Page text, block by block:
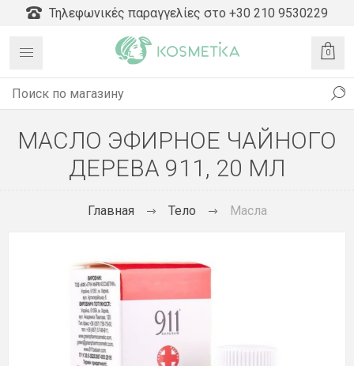
Τηλεφωνικές παραγγελίες στο +30 210 9530229
0
МАСЛО ЭФИРНОЕ ЧАЙНОГО
ДЕРЕВА 911, 20 МЛ
Главная Тело Масла